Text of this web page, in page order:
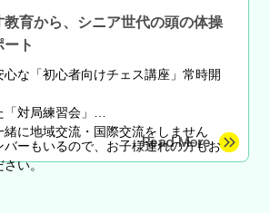
教育から、シニア世代の頭の体操
ート
心な 「初心者向けチェス講座」常時開
対局練習会」
に地域交流・国際交流をしません
バーもいるので、お子様連れの方もお
さい。